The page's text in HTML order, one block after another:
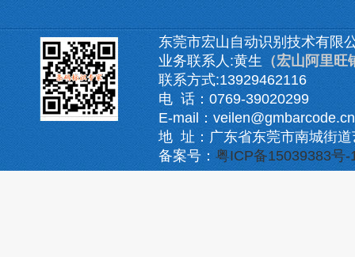
东莞市宏山自动识别技术有限
业务联系人:黄生 （宏山阿里旺
联系方式:13929462116
电 话：0769-39020299
E-mail：veilen@gmbarcode.cn
地 址：广东省东莞市南城街
备案号： 粤ICP备15039383号-